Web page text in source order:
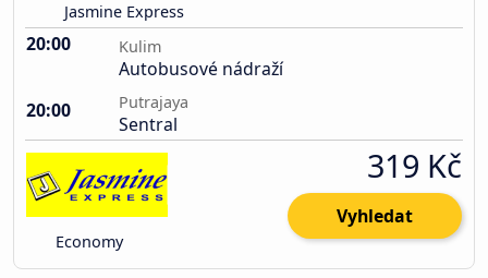
Jasmine Express
20:00 Kulim
Autobusové nádraží
20:00
Putrajaya
Sentral
Economy
319 Kč
Vyhledat